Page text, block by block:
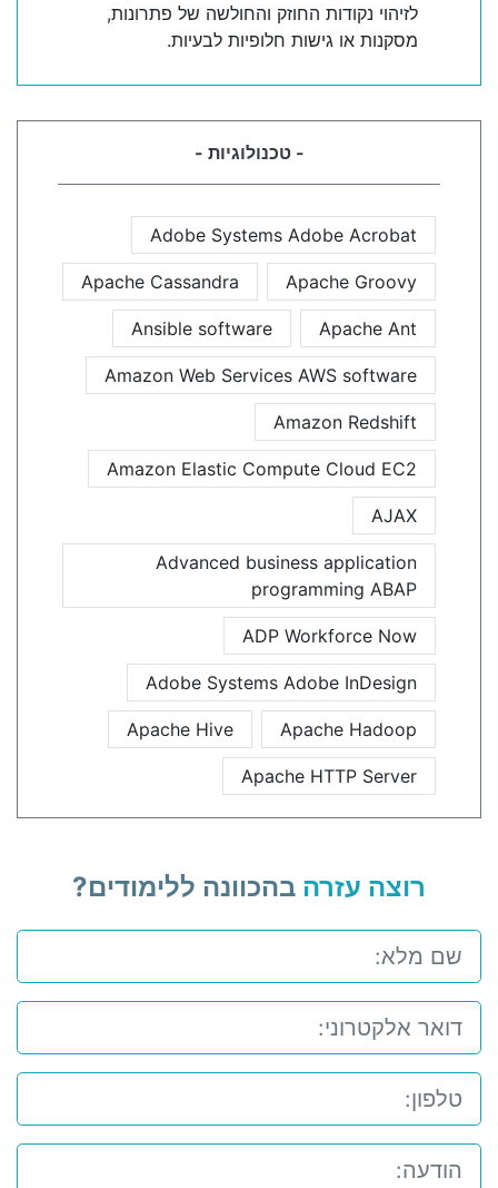
לזיהוי נקודות החוזק והחולשה של פתרונות,
מסקנות או גישות חלופיות לבעיות.
- טכנולוגיות -
Adobe Systems Adobe Acrobat
Apache Groovy
Apache Cassandra
Apache Ant
Ansible software
Amazon Web Services AWS software
Amazon Redshift
Amazon Elastic Compute Cloud EC2
AJAX
Advanced business application
programming ABAP
ADP Workforce Now
Adobe Systems Adobe InDesign
Apache Hadoop
Apache Hive
Apache HTTP Server
רוצה עזרה בהכוונה ללימודים?